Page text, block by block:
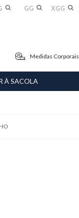
GG XGG
Medidas Corporais
À SACOLA